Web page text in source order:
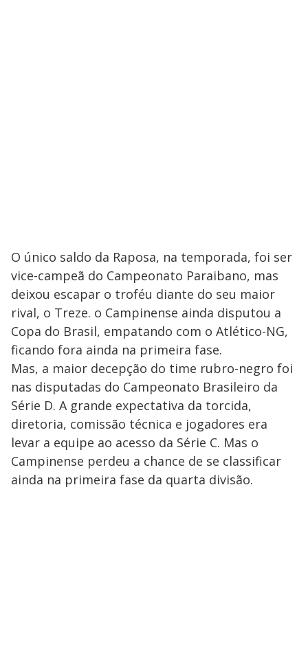
O único saldo da Raposa, na temporada, foi ser
vice-campeã do Campeonato Paraibano, mas
deixou escapar o troféu diante do seu maior
rival, o Treze. o Campinense ainda disputou a
Copa do Brasil, empatando com o Atlético-NG,
ficando fora ainda na primeira fase.
Mas, a maior decepção do time rubro-negro foi
nas disputadas do Campeonato Brasileiro da
Série D. A grande expectativa da torcida,
diretoria, comissão técnica e jogadores era
levar a equipe ao acesso da Série C. Mas o
Campinense perdeu a chance de se classificar
ainda na primeira fase da quarta divisão.